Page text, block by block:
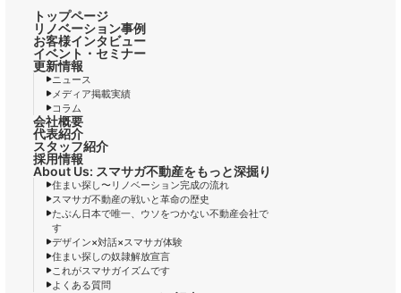
トップページ
リノベーション事例
お客様インタビュー
イベント・セミナー
更新情報
ニュース
メディア掲載実績
コラム
会社概要
代表紹介
スタッフ紹介
採用情報
About Us: スマサガ不動産をもっと深掘り
住まい探し〜リノベーション完成の流れ
スマサガ不動産の戦いと革命の歴史
たぶん日本で唯一、ウソをつかない不動産会社で
す
デザイン×対話×スマサガ体験
住まい探しの奴隷解放宣言
これがスマサガイズムです
よくある質問